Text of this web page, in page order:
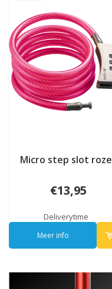
Micro step slot roze
€13,95
Deliverytime
Meer info